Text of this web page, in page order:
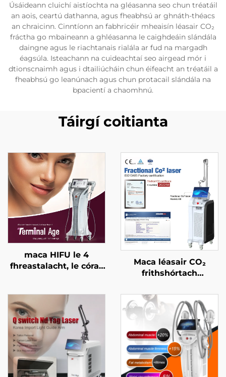
Úsáideann cluichí aistíochta na gléasanna seo chun tréatáil
an aois, ceartú dathanna, agus fheabhsú ar ghnáth-théacs
an chraicinn. Cinntíonn an fabhricéir mheaisín léasair CO₂
fráctha go mbaineann a ghléasanna le caighdeáin slándála
daingne agus le riachtanais rialála ar fud na margadh
éagsúla. Isteachann na cuideachtaí seo airgead mór i
dtionscnaimh agus i dtailiúcháin chun éifeacht an tréatáil a
fheabhsú go leanúnach agus chun protacail slándála na
bpacientí a chaomhnú.
Táirgí coitianta
maca HIFU le 4
fhreastalacht, le córas
craiceann, le cruthú an
chorpais, agus le
haghaidh aois
théarmaí
Maca léasair CO₂
frithshórtach
ag an CE Leighis, agus
ag an MMDSAP